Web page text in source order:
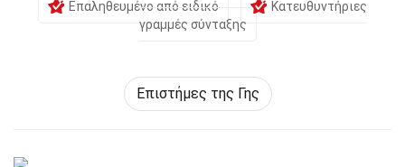
Επαληθευμένο από ειδικό
Κατευθυντήριες
γραμμές σύνταξης
Επιστήμες της Γης